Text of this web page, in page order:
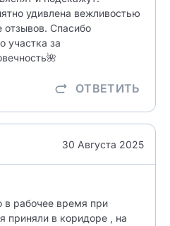
удивлена вежливостью
отзывов. Спасибо
участка за
ОТВЕТИТЬ
30 Августа 2025
в рабочее время при
приняли в коридоре , на